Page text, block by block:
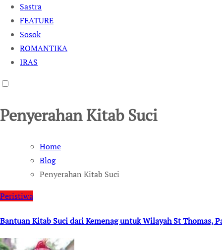
Sastra
FEATURE
Sosok
ROMANTIKA
IRAS
Penyerahan Kitab Suci
Home
Blog
Penyerahan Kitab Suci
Peristiwa
Bantuan Kitab Suci dari Kemenag untuk Wilayah St Thomas,